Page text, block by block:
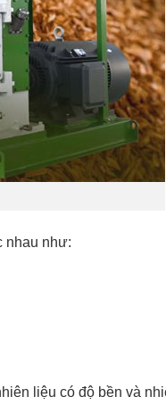
nhau như:
liệu có độ bền và